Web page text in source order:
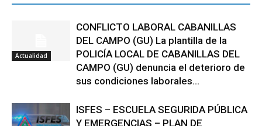
Actualidad
CONFLICTO LABORAL CABANILLAS
DEL CAMPO (GU) La plantilla de la
POLICÍA LOCAL DE CABANILLAS DEL
CAMPO (GU) denuncia el deterioro de
sus condiciones laborales...
ISFES – ESCUELA SEGURIDA PÚBLICA
Y EMERGENCIAS – PLAN DE